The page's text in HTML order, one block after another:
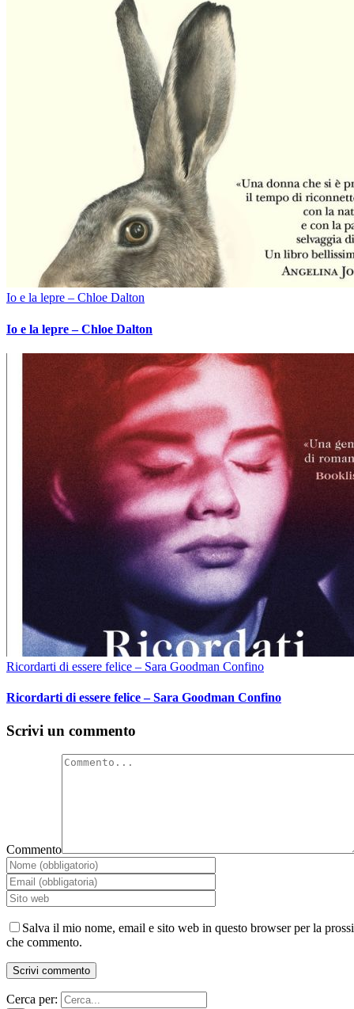
Io e la lepre – Chloe Dalton
Io e la lepre – Chloe Dalton
Ricordarti di essere felice – Sara Goodman Confino
Ricordarti di essere felice – Sara Goodman Confino
Scrivi un commento
Commento
Salva il mio nome, email e sito web in questo browser per la
che commento.
Cerca per: